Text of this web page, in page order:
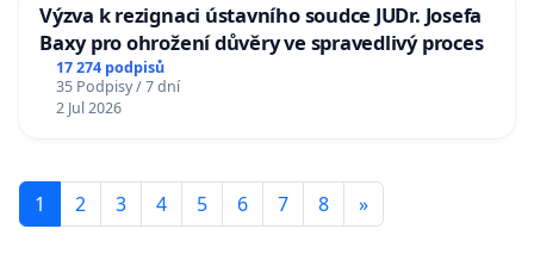
Výzva k rezignaci ústavního soudce JUDr. Josefa
Baxy pro ohrožení důvěry ve spravedlivý proces
17 274 podpisů
35 Podpisy / 7 dní
2 Jul 2026
1 2 3 4 5 6 7 8 »